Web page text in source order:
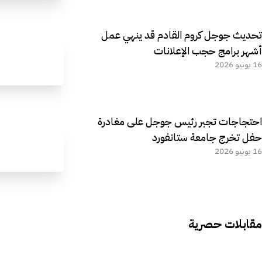
تحديث جوجل كروم القادم قد ينهي عمل
أشهر برامج حجب الإعلانات
16 يونيو 2026
احتجاجات تجبر رئيس جوجل على مغادرة
حفل تخرج جامعة ستانفورد
16 يونيو 2026
مقابلات حصرية